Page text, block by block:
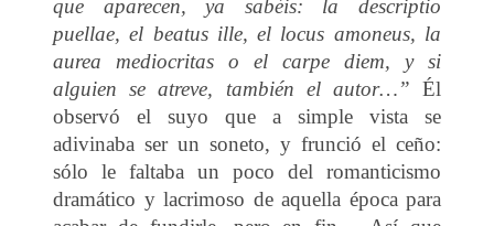
que aparecen, ya sabéis: la descriptio
puellae, el beatus ille, el locus amoneus, la
aurea mediocritas o el carpe diem, y si
alguien se atreve, también el autor…” Él
observó el suyo que a simple vista se
adivinaba ser un soneto, y frunció el ceño:
sólo le faltaba un poco del romanticismo
dramático y lacrimoso de aquella época para